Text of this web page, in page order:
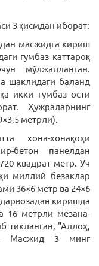
3 қисмдан иборат:
масжидга кириш
гумбаз каттароқ
мўлжалланган.
шаклидаги баланд
икки гумбаз ости
Ҳужраларнинг
метрли).
хона-хонақоҳи
бетон панелдан
квадрат метр. Уч
миллий безаклар
36×6 метр ва 24×6
киришда
16 метрли мезана-
тикланган, "Аллоҳ,
Масжид 3 минг